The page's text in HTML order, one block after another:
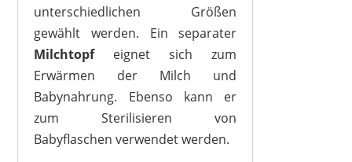
unterschiedlichen Größen
gewählt werden. Ein separater
Milchtopfeignet sich zum
Erwärmen der Milch und
Babynahrung. Ebenso kann er
zum Sterilisieren von
Babyflaschen verwendet werden.